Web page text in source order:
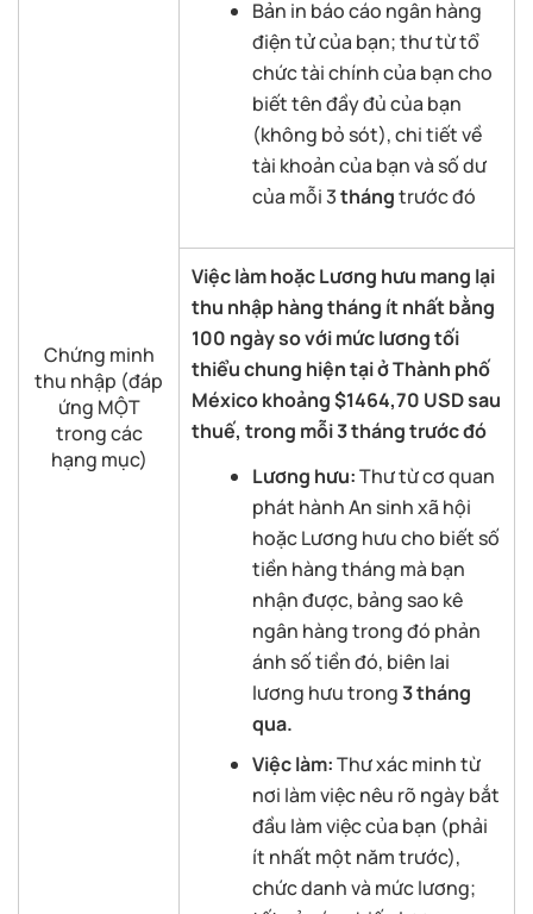
Chứng minh
thu nhập (đáp
ứng MỘT
trong các
hạng mục)
Bản in báo cáo ngân hàng
điện tử của bạn;thư từ tổ
chức tài chính của bạn cho
biết tên đầy đủ của bạn
(không bỏ sót), chi tiết về
tài khoản của bạn và số dư
của mỗi 3thángtrước đó
Việc làmhoặcLương hưu mang lại
thu nhậphàngtháng ít nhất bằng
100 ngày so với mức lương tối
thiểu chung hiện tại ở Thành phố
Méxicokhoảng$1464,70 USDsau
thuế, trong mỗi 3thángtrước đó
Lương hưu:Thư từ cơ quan
phát hành An sinh xã hội
hoặc Lương hưu cho biết số
tiền hàngtháng mà bạn
nhận được, bảng sao kê
ngân hàng trong đó phản
ánh số tiền đó, biên lai
lương hưu trong3tháng
qua.
Việclàm:Thư xác minh từ
nơi làm việc nêu rõ ngày bắt
đầu làm việc của bạn (phải
ít nhất một năm trước),
chức danh và mức lương;